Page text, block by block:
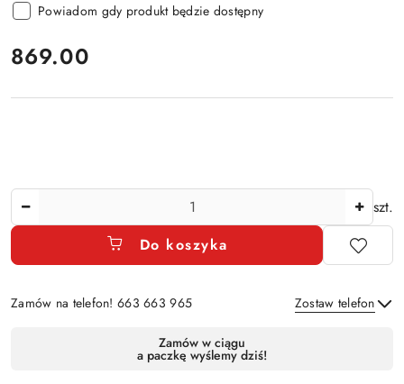
Powiadom gdy produkt będzie dostępny
cena:
869.00
szt.
Do koszyka
Zamów na telefon! 663 663 965 Zostaw telefon
Zamów w ciągu
a paczkę wyślemy dziś!